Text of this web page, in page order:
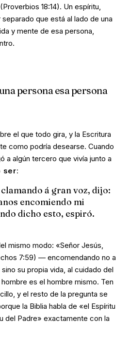
18:14). Un espíritu,
que está al lado de una
y mente de esa persona,
persona esa persona
el que todo gira, y la Escritura
como podría desearse. Cuando
a algún tercero que vivía junto a
ser:
á gran voz, dijo:
encomiendo mi
dicho esto, espiró.
mismo modo: «Señor Jesús,
7:59) — encomendando no a
su propia vida, al cuidado del
es el hombre mismo. Ten
y el resto de la pregunta se
la Biblia habla de «el Espíritu
del Padre» exactamente con la